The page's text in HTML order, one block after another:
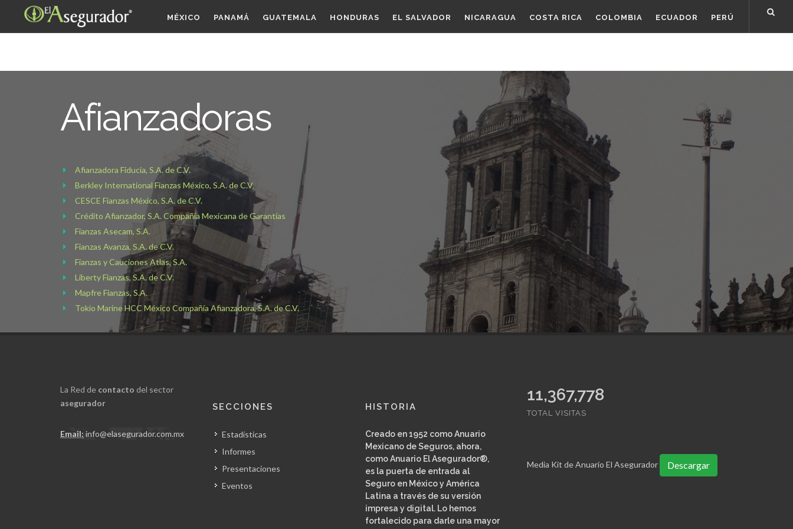
MÉXICO PANAMÁ GUATEMALA HONDURAS EL SALVADOR NICARAGUA COSTA RICA COLOMBIA ECUADOR PERÚ
Afianzadoras
Afianzadora Fiducia, S.A. de C.V.
Berkley International Fianzas México, S.A. de C.V.
CESCE Fianzas México, S.A. de C.V.
Crédito Afianzador, S.A. Compañía Mexicana de Garantías
Fianzas Asecam, S.A.
Fianzas Avanza, S.A. de C.V.
Fianzas y Cauciones Atlas, S.A.
Liberty Fianzas, S.A. de C.V.
Mapfre Fianzas, S.A.
Tokio Marine HCC México Compañía Afianzadora, S.A. de C.V.
La Red de contacto del sector
asegurador
Email: info@elasegurador.com.mx
SECCIONES
Estadísticas
Informes
Presentaciones
Eventos
HISTORIA
Creado en 1952 como Anuario
Mexicano de Seguros, ahora,
como Anuario El Asegurador®,
es la puerta de entrada al
Seguro en México y América
Latina a través de su versión
impresa y digital. Lo hemos
fortalecido para darle una mayor
11,367,778
TOTAL VISITAS
Media Kit de Anuario El Asegurador Descargar